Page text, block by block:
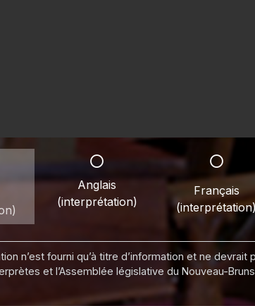
Anglais
(interprétation)
Français
n’est fourni qu’à titre d’information et ne
et l’Assemblée législative du Nouveau-